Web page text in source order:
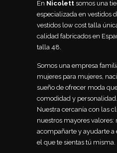
En Nicolett somos una
especializada en vestidos
vestidos low cost talla
calidad fabricados en
talla 48.
Somos una empresa
mujeres para mujeres,
sueño de ofrecer moda
comodidad y personalidad.
Nuestra cercanía con las
nuestros mayores valores:
acompañarte y ayudarte a
el que te sientas tú misma.